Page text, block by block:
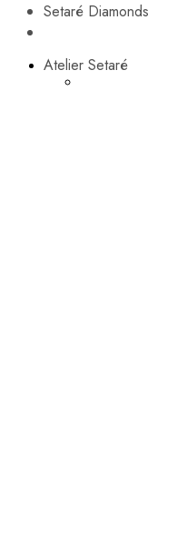
Setaré Diamonds
Atelier Setaré